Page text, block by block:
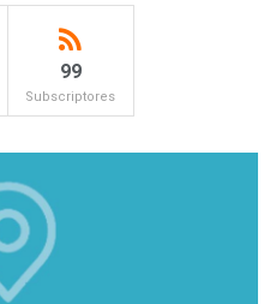
99
Subscriptores